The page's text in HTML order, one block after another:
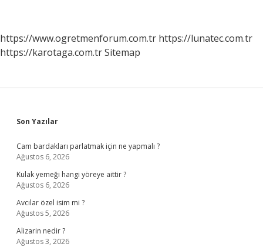
https://www.ogretmenforum.com.tr https://lunatec.com.tr
https://karotaga.com.trSitemap
Sidebar
Son Yazılar
Cam bardakları parlatmak için ne yapmalı ?
Ağustos 6, 2026
Kulak yemeği hangi yöreye aittir ?
Ağustos 6, 2026
Avcılar özel isim mi ?
Ağustos 5, 2026
Alizarin nedir ?
Ağustos 3, 2026